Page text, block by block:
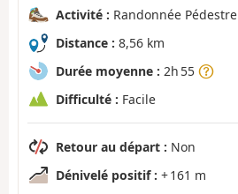
Activité : Randonnée Pédestre
Distance : 8,56 km
Durée moyenne : 2h 55
Difficulté : Facile
Retour au départ : Non
Dénivelé positif : + 161 m